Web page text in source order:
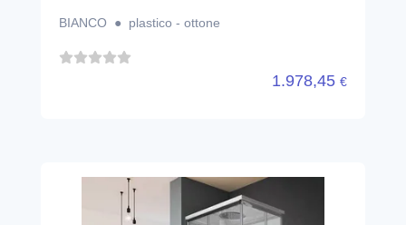
BIANCO ● plastico - ottone
1.978,45 €